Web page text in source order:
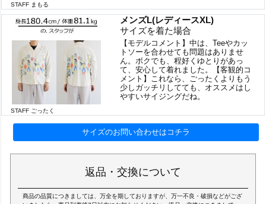
STAFF まもる
メンズL(レディースXL)
サイズを着た場合
STAFF ごったく
【モデルコメント】中は、Teeやカッ
トソーを合わせても問題はありませ
ん。ボクでも、程好くゆとりがあっ
て、安心して着れました。【客観的コ
メント】これなら、ごったくよりもう
少しガッチリしてても、オススメはし
やすいサイジングだね。
サイズのお問い合わせはコチラ
返品・交換について
商品の品質につきましては、万全を期しておりますが、万一不良・破損などがござ